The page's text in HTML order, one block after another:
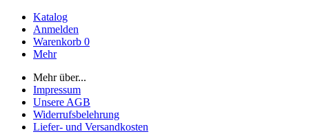
Katalog
Anmelden
Warenkorb 0
Mehr
Mehr über...
Impressum
Unsere AGB
Widerrufsbelehrung
Liefer- und Versandkosten